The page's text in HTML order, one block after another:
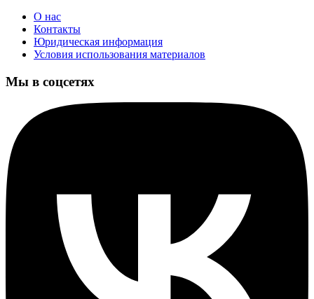
О нас
Контакты
Юридическая информация
Условия использования материалов
Мы в соцсетях